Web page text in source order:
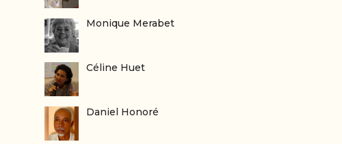
Monique Merabet
Céline Huet
Daniel Honoré